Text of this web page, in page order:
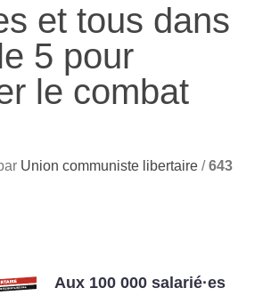
et tous dans
5 pour
le combat
Union communiste libertaire /643
Aux 100 000 salarié·es